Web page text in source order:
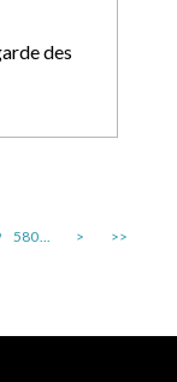
des
580... > >>